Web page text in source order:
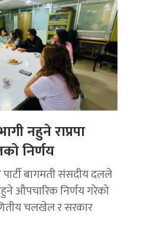
नहुने राप्रपा
निर्णय
पार्टी बागमती संसदीय दलले
औपचारिक निर्णय गरेको
चलखेल र सरकार